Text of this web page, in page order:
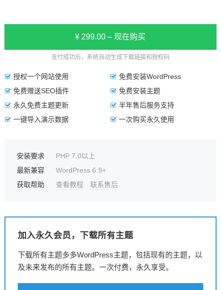
¥ 299.00 – 现在购买
支付成功后，系统自动生成下载链接和授权码
授权一个网站使用
免费安装WordPress
免费赠送SEO插件
免费安装主题
永久免费主题更新
半年售后服务支持
一键导入演示数据
一次购买永久使用
安装要求
PHP 7.0以上
最新兼容
WordPress 6.9+
获取帮助
查看教程 联系售后
加入永久会员，下载所有主题
下载所有主题多多WordPress主题，包括现有的主题，以
及未来发布的所有主题。一次付费，永久享受。